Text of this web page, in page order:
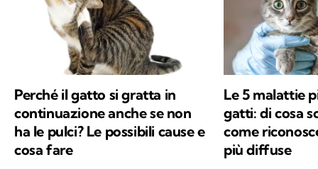
Perché il gatto si gratta in
continuazione anche se non
ha le pulci? Le possibili cause e
cosa fare
Le 5 malattie
gatti: di cosa
come
più diffuse